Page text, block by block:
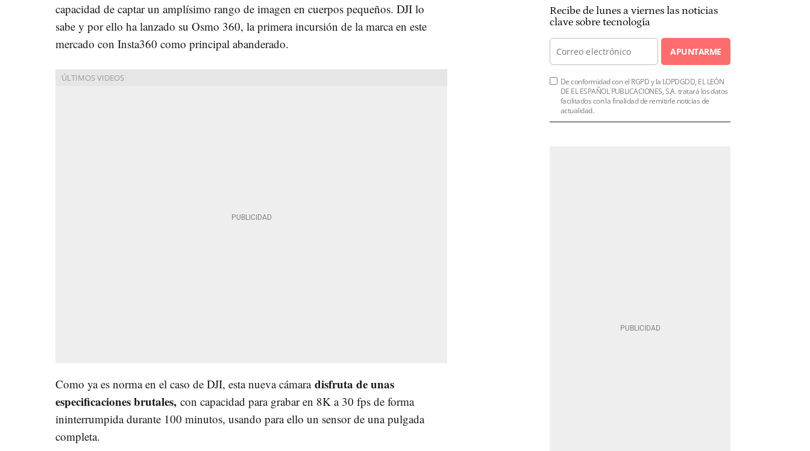
capacidad de captar un amplísimo rango de imagen en cuerpos pequeños. DJI lo
sabe y por ello ha lanzado su Osmo 360, la primera incursión de la marca en este
mercado con Insta360 como principal abanderado.
Como ya es norma en el caso de DJI, esta nueva cámara disfruta de unas
especificaciones brutales, con capacidad para grabar en 8K a 30 fps de forma
ininterrumpida durante 100 minutos, usando para ello un sensor de una pulgada
completa.
Recibe de lunes a viernes las noticias
clave sobre tecnología
APUNTARME
De conformidad con el RGPD y la LOPDGDD, EL LEÓN
DE EL ESPAÑOL PUBLICACIONES, S.A. tratará los datos
facilitados con la finalidad de remitirle noticias de
actualidad.